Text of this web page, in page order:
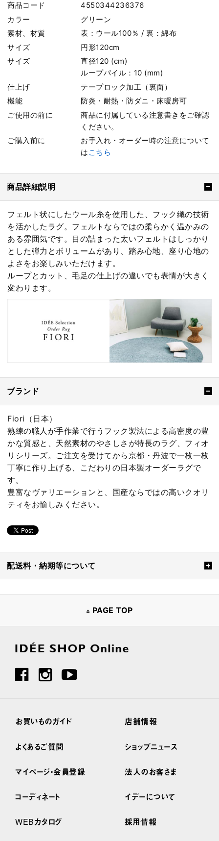
商品コード
4550344236376
カラー
グリーン
素材、材質
表：ウール100％ / 裏：綿布
サイズ
円形120cm
サイズ
直径120 (cm)
ループパイル：10 (mm)
仕上げ
テープロック加工（裏面）
機能
防炎・耐熱・防ダニ・床暖房可
ご使用の前に
商品に付属している注意書きをご確認
ください。
ご購入前に
お手入れ・オーダー時の注意について
は こちら
商品詳細説明
フェルト状にしたウール糸を使用した、フック織の技術
を活かしたラグ。フェルトならではの柔らかく温かみの
ある雰囲気です。目の詰まった太いフェルトはしっかり
とした弾力とボリュームがあり、踏み心地、座り心地の
よさをお楽しみいただけます。
ループとカット、毛足の仕上げの違いでも表情が大きく
変わります。
ブランド
Fiori（日本）
熟練の職人が手作業で行うフック製法による高密度の豊
かな質感と、天然素材のやさしさが特長のラグ、フィオ
リシリーズ。ご注文を受けてから京都・丹波で一枚一枚
丁寧に作り上げる、こだわりの日本製オーダーラグで
す。
豊富なヴァリエーションと、国産ならではの高いクオリ
ティをお愉しみください。
配送料・納期等について
PAGE TOP
お買いものガイド
よくあるご質問
マイページ・会員登録
コーディネート
WEBカタログ
店舗情報
ショップニュース
法人のお客さま
イデーについて
採用情報